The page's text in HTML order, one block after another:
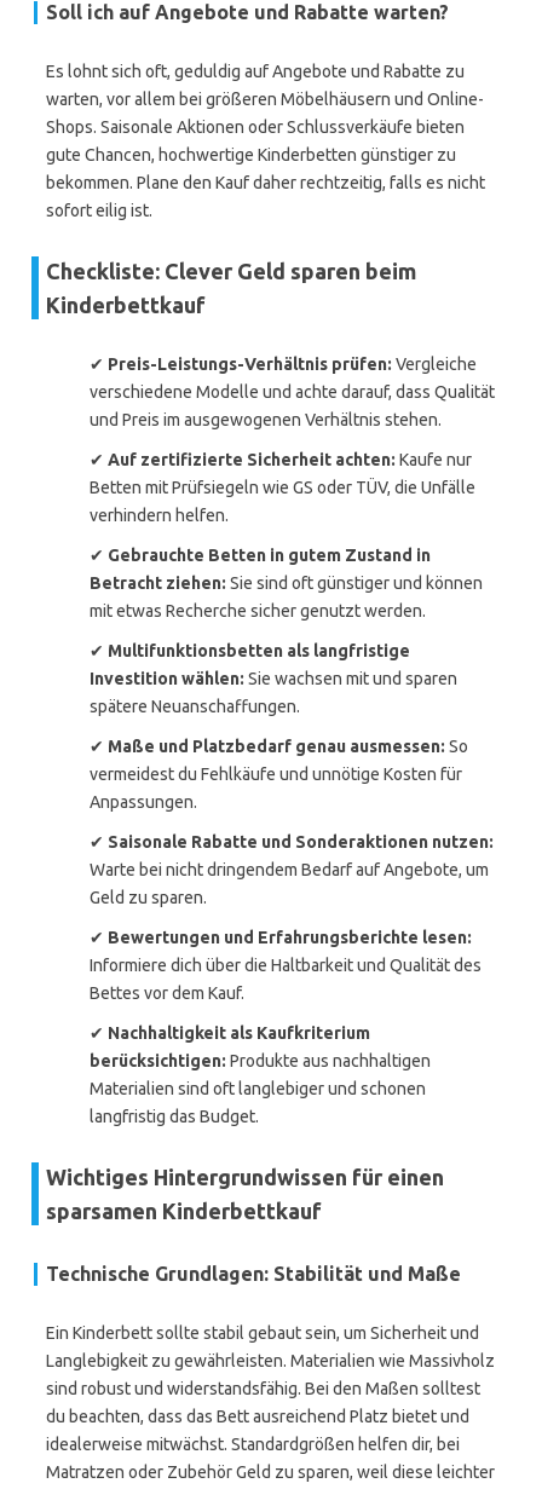
Soll ich auf Angebote und Rabatte warten?
Es lohnt sich oft, geduldig auf Angebote und Rabatte zu
warten, vor allem bei größeren Möbelhäusern und Online-
Shops. Saisonale Aktionen oder Schlussverkäufe bieten
gute Chancen, hochwertige Kinderbetten günstiger zu
bekommen. Plane den Kauf daher rechtzeitig, falls es nicht
sofort eilig ist.
Checkliste: Clever Geld sparen beim
Kinderbettkauf
✔ Preis-Leistungs-Verhältnis prüfen: Vergleiche
verschiedene Modelle und achte darauf, dass Qualität
und Preis im ausgewogenen Verhältnis stehen.
✔ Auf zertifizierte Sicherheit achten: Kaufe nur
Betten mit Prüfsiegeln wie GS oder TÜV, die Unfälle
verhindern helfen.
✔ Gebrauchte Betten in gutem Zustand in
Betracht ziehen: Sie sind oft günstiger und können
mit etwas Recherche sicher genutzt werden.
✔ Multifunktionsbetten als langfristige
Investition wählen: Sie wachsen mit und sparen
spätere Neuanschaffungen.
✔ Maße und Platzbedarf genau ausmessen: So
vermeidest du Fehlkäufe und unnötige Kosten für
Anpassungen.
✔ Saisonale Rabatte und Sonderaktionen nutzen:
Warte bei nicht dringendem Bedarf auf Angebote, um
Geld zu sparen.
✔ Bewertungen und Erfahrungsberichte lesen:
Informiere dich über die Haltbarkeit und Qualität des
Bettes vor dem Kauf.
✔ Nachhaltigkeit als Kaufkriterium
berücksichtigen: Produkte aus nachhaltigen
Materialien sind oft langlebiger und schonen
langfristig das Budget.
Wichtiges Hintergrundwissen für einen
sparsamen Kinderbettkauf
Technische Grundlagen: Stabilität und Maße
Ein Kinderbett sollte stabil gebaut sein, um Sicherheit und
Langlebigkeit zu gewährleisten. Materialien wie Massivholz
sind robust und widerstandsfähig. Bei den Maßen solltest
du beachten, dass das Bett ausreichend Platz bietet und
idealerweise mitwächst. Standardgrößen helfen dir, bei
Matratzen oder Zubehör Geld zu sparen, weil diese leichter